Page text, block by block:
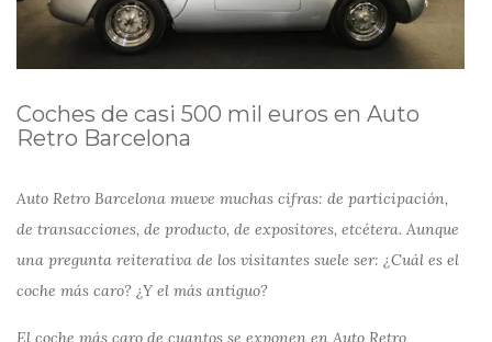
Coches de casi 500 mil euros en Auto
Retro Barcelona
Auto Retro Barcelona mueve muchas cifras: de participación,
de transacciones, de producto, de expositores, etcétera. Aunque
una pregunta reiterativa de los visitantes suele ser: ¿Cuál es el
coche más caro? ¿Y el más antiguo?
El coche más caro de cuantos se exponen en Auto Retro